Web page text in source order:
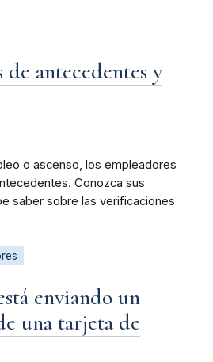
antecedentes y
o ascenso, los empleadores
Conozca sus
saber sobre las verificaciones
enviando un
una tarjeta de